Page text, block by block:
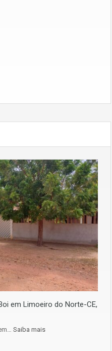
em Limoeiro do Norte-CE,
Saiba mais